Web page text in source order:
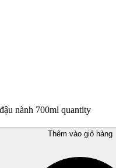
nành 700ml quantity
Thêm vào giỏ hàng